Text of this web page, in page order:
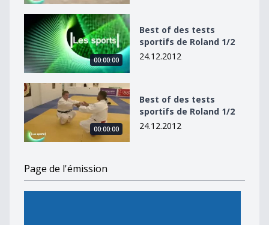
Best of des tests sportifs de Roland 1/2
00:00:00
Best of des tests
sportifs de Roland 1/2
24.12.2012
Best of des tests sportifs de Roland 1/2
00:00:00
Best of des tests
sportifs de Roland 1/2
24.12.2012
Page de l'émission